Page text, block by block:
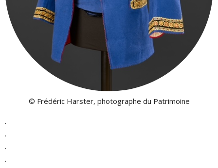
© Frédéric Harster, photographe du Patrimoine
.
.
.
.